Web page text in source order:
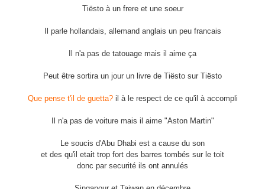
Tiësto à un frere et une soeur
Il parle hollandais, allemand anglais un peu francais
Il n'a pas de tatouage mais il aime ça
Peut être sortira un jour un livre de Tiësto sur Tiësto
Que pense t'il de guetta?il à le respect de ce qu'il à accompli
Il n'a pas de voiture mais il aime "Aston Martin"
Le soucis d'Abu Dhabi est a cause du son
et des qu'il etait trop fort des barres tombés sur le toit
donc par securité ils ont annulés